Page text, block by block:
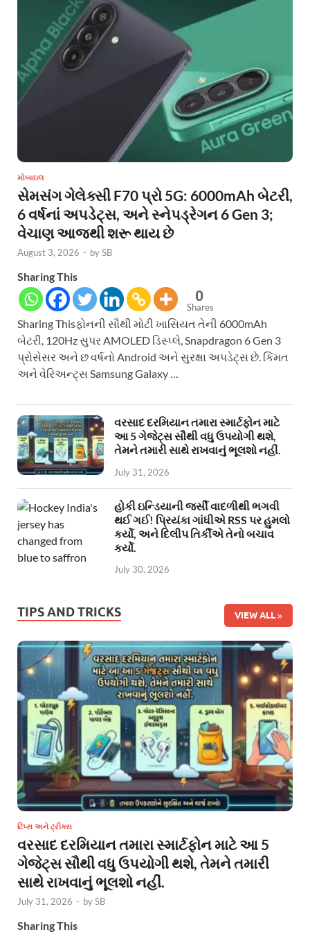
મોબાઇલ
સેમસંગ ગેલેક્સી F70 પ્રો 5G: 6000mAh બેટરી,
6 વર્ષનાં અપડેટ્સ, અને સ્નેપડ્રેગન 6 Gen 3;
વેચાણ આજથી શરૂ થાય છે
August 3, 2026 - bySB
Sharing This
0
Shares
Sharing Thisફોનની સૌથી મોટી ખાસિયત તેની 6000mAh
બેટરી, 120Hz સુપર AMOLED ડિસ્પ્લે, Snapdragon 6 Gen 3
પ્રોસેસર અને છ વર્ષનો Android અને સુરક્ષા અપડેટ્સ છે. કિંમત
અને વેરિઅન્ટ્સ Samsung Galaxy …
વરસાદ દરમિયાન તમારા સ્માર્ટફોન માટે
આ 5 ગેજેટ્સ સૌથી વધુ ઉપયોગી થશે,
તેમને તમારી સાથે રાખવાનું ભૂલશો નહીં.
July 31, 2026
હોકી ઇન્ડિયાની જર્સી વાદળીથી ભગવી
થઈ ગઈ! પ્રિયંકા ગાંધીએ RSS પર હુમલો
કર્યો, અને દિલીપ તિર્કીએ તેનો બચાવ
કર્યો.
July 30, 2026
TIPS AND TRICKS VIEW ALL
ટિપ્સ અને ટ્રીક્સ
વરસાદ દરમિયાન તમારા સ્માર્ટફોન માટે આ 5
ગેજેટ્સ સૌથી વધુ ઉપયોગી થશે, તેમને તમારી
સાથે રાખવાનું ભૂલશો નહીં.
July 31, 2026 - bySB
Sharing This